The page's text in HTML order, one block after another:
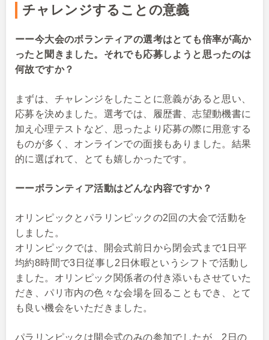
チャレンジすることの意義
ーー今大会のボランティアの選考はとても倍率が高か
ったと聞きました。それでも応募しようと思ったのは
何故ですか？
まずは、チャレンジをしたことに意義があると思い、
応募を決めました。選考では、履歴書、志望動機書に
加え心理テストなど、思ったより応募の際に用意する
ものが多く、オンラインでの面接もありました。結果
的に選ばれて、とても嬉しかったです。
ーーボランティア活動はどんな内容ですか？
オリンピックとパラリンピックの2回の大会で活動を
しました。
オリンピックでは、開会式前日から閉会式まで1日平
均約8時間で3日従事し2日休暇というシフトで活動し
ました。オリンピック関係者の付き添いもさせていた
だき、パリ市内の色々な会場を回ることもでき、とて
も良い機会をいただきました。
パラリンピックは開会式のみの参加でしたが、2日の